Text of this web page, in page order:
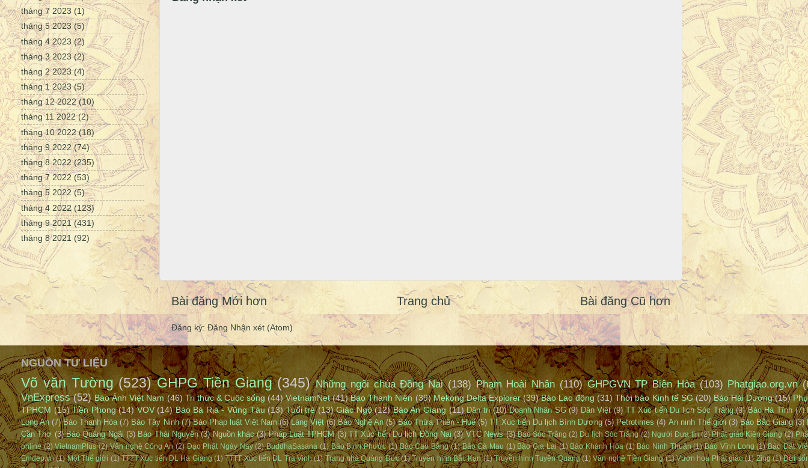
Bài đăng Mới hơn Bài đăng Cũ hơn
Trang chủ
Đăng ký: Đăng Nhận xét (Atom)
tháng 7 2023 (1)
tháng 5 2023(5)
tháng 4 2023(2)
tháng 3 2023(2)
tháng 2 2023(4)
tháng 1 2023(5)
tháng 12 2022(10)
tháng 11 2022(2)
tháng 10 2022(18)
tháng 9 2022(74)
tháng 8 2022(235)
tháng 7 2022 (53)
tháng 5 2022(5)
tháng 4 2022(123)
tháng 9 2021(431)
tháng 8 2021 (92)
NGUỒN TƯ LIỆU
Võ văn Tường (523) GHPG Tiền Giang (345) Những ngôi chùa Đồng Nai (138) Phạm Hoài Nhân (110) GHPGVN TP Biên Hòa (103) Phatgiao.org.vn
VnExpress (52) Báo Ảnh Việt Nam (46) Tri thức & Cuộc sống (44) VietnamNet (41) Báo Thanh Niên (39) Mekong Delta Explorer (39) Báo Lao động (31) Thời báo Kinh tế SG (20) Báo Hải Dương (15)
TPHCM (15) Tiền Phong (14) VOV (14) Báo Bà Rịa - Vũng Tàu (13) Tuổi trẻ (13) Giác Ngộ (12) Báo An Giang (11) Dân trí (10) Doanh Nhân SG (9) Dân Việt (9) TT Xúc tiến Du lịch Sóc Trăng (9) Báo Hà Tĩnh (7)
Long An (7) Báo Thanh Hóa (7) Báo Tây Ninh (7) Báo Pháp luật Việt Nam (6) Làng Việt (6) Báo Nghệ An (5) Báo Thừa Thiên - Huế (5) TT Xúc tiến Du lịch Bình Dương (5) Petrotimes (4) An ninh Thế giới (3) Báo Bắc Giang (3)
Cần Thơ (3) Báo Quảng Ngãi (3) Báo Thái Nguyên (3) Nguồn khác (3) Pháp Luật TPHCM (3) TT Xúc tiến Du lịch Đồng Nai (3) VTC News (3) Báo Sóc Trăng (2) Du lịch Sóc Trăng (2) Người Đưa tin (2) Phật giáo Kiên Giang (2)
online (2) VietnamPlus (2) Văn nghệ Công An (2) Đạo Phật Ngày Nay (2) BuddhaSasana (1) Báo Bình Phước (1) Báo Cao Bằng (1) Báo Cà Mau (1) Báo Gia Lai (1) Báo Khánh Hòa (1) Báo Ninh Thuận (1) Báo Vĩnh Long (1) Báo Đất
Emdep.vn (1) Một Thế giới (1) TTTT Xúc tiến DL Hà Giang (1) TTTT Xúc tiến DL Trà Vinh (1) Trang nhà Quảng Đức (1) Truyền hình Bắc Kạn (1) Truyền hình Tuyên Quang (1) Văn nghệ Tiền Giang (1) Vườn hoa Phật giáo (1) Zing (1) Đời